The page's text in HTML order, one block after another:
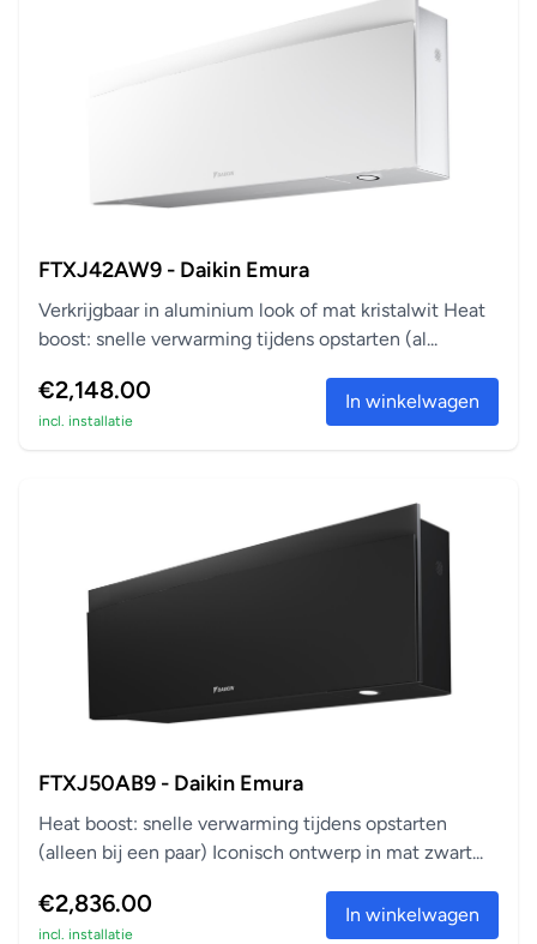
FTXJ42AW9 - Daikin Emura
Verkrijgbaar in aluminium look of mat kristalwit Heat
boost: snelle verwarming tijdens opstarten (al...
€2,148.00
incl. installatie
In winkelwagen
FTXJ50AB9 - Daikin Emura
Heat boost: snelle verwarming tijdens opstarten
(alleen bij een paar) Iconisch ontwerp in mat zwart...
€2,836.00
incl. installatie
In winkelwagen